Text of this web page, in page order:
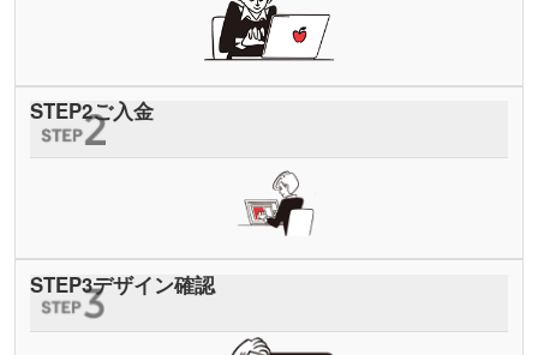
STEP2ご入金
STEP3デザイン確認